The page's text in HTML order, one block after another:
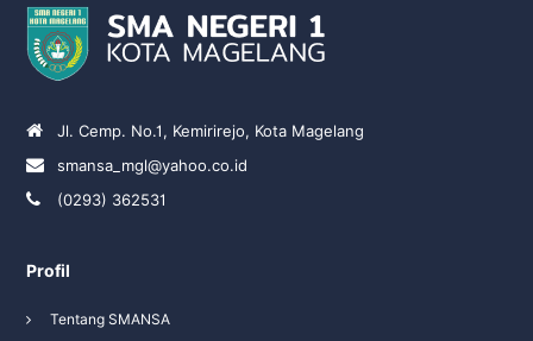
Jl. Cemp. No.1, Kemirirejo, Kota Magelang
smansa_mgl@yahoo.co.id
(0293) 362531
Profil
Tentang SMANSA